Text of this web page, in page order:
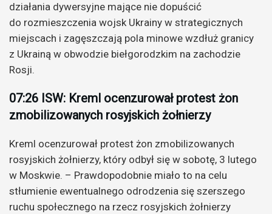
działania dywersyjne mające nie dopuścić
do rozmieszczenia wojsk Ukrainy w strategicznych
miejscach i zagęszczają pola minowe wzdłuż granicy
z Ukrainą w obwodzie biełgorodzkim na zachodzie
Rosji.
07:26 ISW: Kreml ocenzurował protest żon
zmobilizowanych rosyjskich żołnierzy
Kreml ocenzurował protest żon zmobilizowanych
rosyjskich żołnierzy, który odbył się w sobotę, 3 lutego
w Moskwie. – Prawdopodobnie miało to na celu
stłumienie ewentualnego odrodzenia się szerszego
ruchu społecznego na rzecz rosyjskich żołnierzy